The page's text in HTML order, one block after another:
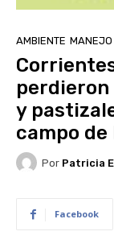
AMBIENTE MANEJO
y
campo de
Por Patricia
Facebook